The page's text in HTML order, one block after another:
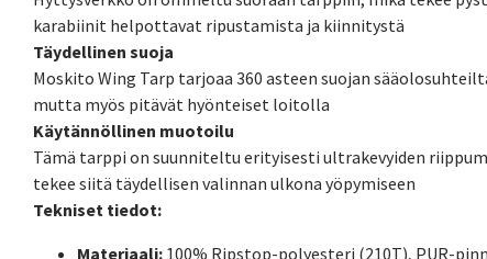
karabiinit helpottavat ripustamista ja kiinnitystä
Täydellinen suoja
Moskito Wing Tarp tarjoaa 360 asteen suojan
mutta myös pitävät hyönteiset loitolla
Käytännöllinen muotoilu
Tämä tarppi on suunniteltu erityisesti ultrakevyiden
tekee siitä täydellisen valinnan ulkona yöpymiseen
Tekniset tiedot:
Materiaali: 100% Ripstop-polyesteri (210T), PUR-